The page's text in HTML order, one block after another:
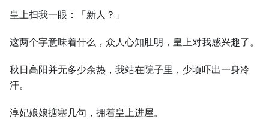
皇上扫我一眼：「新人？」
这两个字意味着什么，众人心知肚明，皇上对我感兴趣了。
秋日高阳并无多少余热，我站在院子里，少顷吓出一身冷
汗。
淳妃娘娘搪塞几句，拥着皇上进屋。